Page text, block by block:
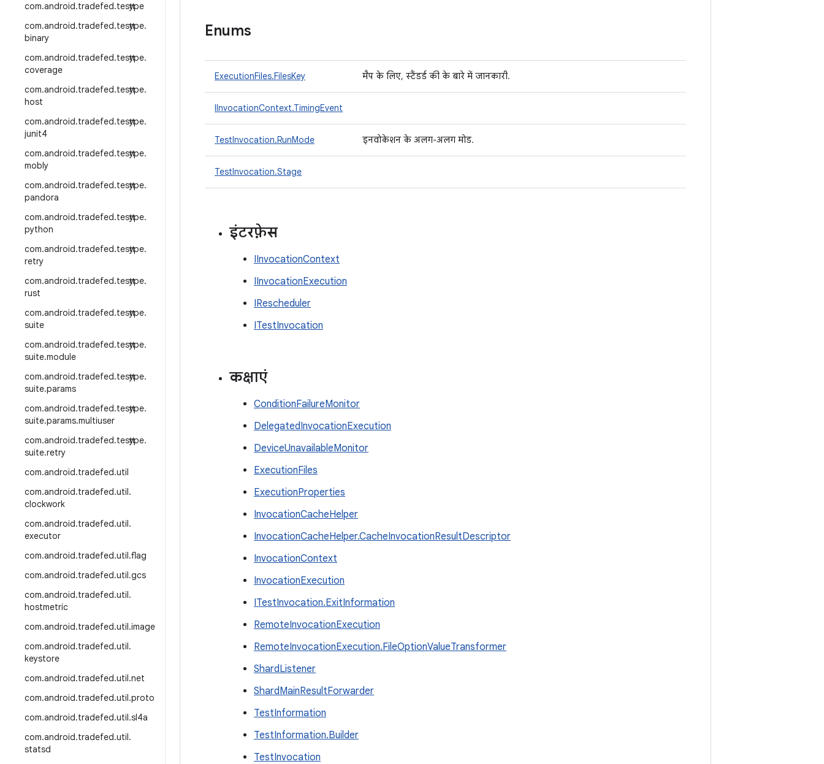
com.android.tradefed.testtype
com.android.tradefed.testtype.
binary
com.android.tradefed.testtype.
coverage
com.android.tradefed.testtype.
host
com.android.tradefed.testtype.
junit4
com.android.tradefed.testtype.
mobly
com.android.tradefed.testtype.
pandora
com.android.tradefed.testtype.
python
com.android.tradefed.testtype.
retry
com.android.tradefed.testtype.
rust
com.android.tradefed.testtype.
suite
com.android.tradefed.testtype.
suite.module
com.android.tradefed.testtype.
suite.params
com.android.tradefed.testtype.
suite.params.multiuser
com.android.tradefed.testtype.
suite.retry
com.android.tradefed.util
com.android.tradefed.util.
clockwork
com.android.tradefed.util.
executor
com.android.tradefed.util.flag
com.android.tradefed.util.gcs
com.android.tradefed.util.
hostmetric
com.android.tradefed.util.image
com.android.tradefed.util.
keystore
com.android.tradefed.util.net
com.android.tradefed.util.proto
com.android.tradefed.util.sl4a
com.android.tradefed.util.
statsd
Enums
ExecutionFiles.FilesKey मैप के लिए, स्टैंडर्ड की के बारे में जानकारी.
IInvocationContext.TimingEvent
TestInvocation.RunMode इनवोकेशन के अलग-अलग मोड.
TestInvocation.Stage
इंटरफ़ेस
IInvocationContext
IInvocationExecution
IRescheduler
ITestInvocation
कक्षाएं
ConditionFailureMonitor
DelegatedInvocationExecution
DeviceUnavailableMonitor
ExecutionFiles
ExecutionProperties
InvocationCacheHelper
InvocationCacheHelper.CacheInvocationResultDescriptor
InvocationContext
InvocationExecution
ITestInvocation.ExitInformation
RemoteInvocationExecution
RemoteInvocationExecution.FileOptionValueTransformer
ShardListener
ShardMainResultForwarder
TestInformation
TestInformation.Builder
TestInvocation